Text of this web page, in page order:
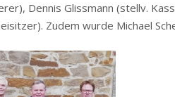
Dennis Glissmann (stellv.
Zudem wurde Michael